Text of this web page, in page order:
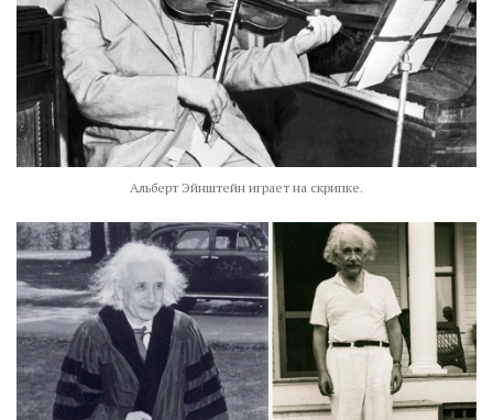
Альберт Эйнштейн играет на скрипке.